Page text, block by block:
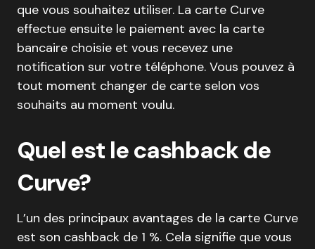
que vous souhaitez utiliser. La carte Curve
effectue ensuite le paiement avec la carte
bancaire choisie et vous recevez une
notification sur votre téléphone. Vous pouvez à
tout moment changer de carte selon vos
souhaits au moment voulu.
Quel est le cashback de
Curve?
L’un des principaux avantages de la carte Curve
est son cashback de 1 %. Cela signifie que vous